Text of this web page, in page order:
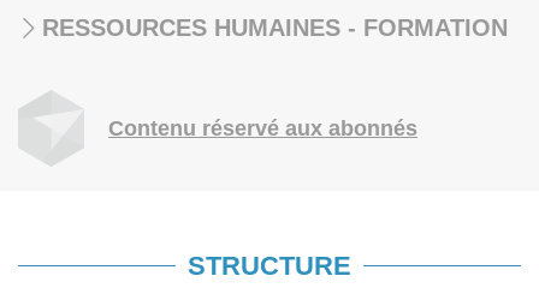
RESSOURCES HUMAINES - FORMATION
Contenu réservé aux abonnés
STRUCTURE